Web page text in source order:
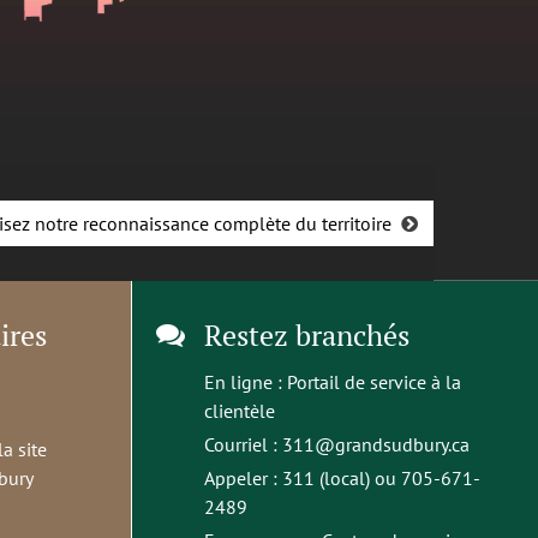
notre reconnaissance complète du territoire
site
Restez branchés
En ligne : Portail de service à la
clientèle
Courriel : 311@grandsudbury.ca
Appeler : 311 (local) ou 705-671-
2489